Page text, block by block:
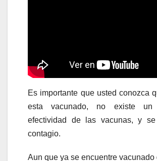
Es importante que usted conozca
esta vacunado, no existe
efectividad de las vacunas, y se
contagio.
Aun que ya se encuentre vacunado